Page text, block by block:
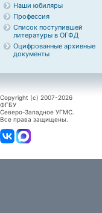
Наши юбиляры
Профессия
Список поступившей
литературы в ОГФД
Оцифрованные архивные
документы
Copyright (c) 2007-2026
ФГБУ
Северо-Западное УГМС.
Все права защищены.